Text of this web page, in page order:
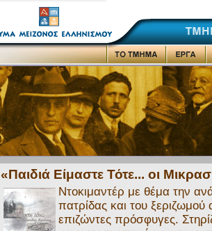
«Παιδιά Είμαστε Τότε... οι
Ντοκιμαντέρ με θέμα την
πατρίδας και του ξεριζωμού
επιζώντες πρόσφυγες.